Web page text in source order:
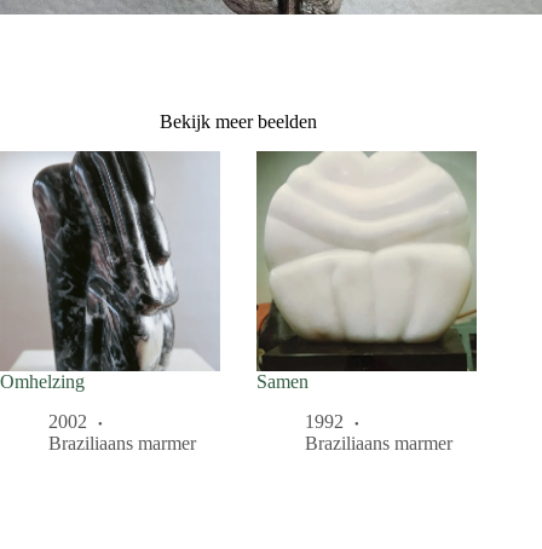
Bekijk meer beelden
Omhelzing
2002
Braziliaans marmer
Samen
1992
Braziliaans marmer